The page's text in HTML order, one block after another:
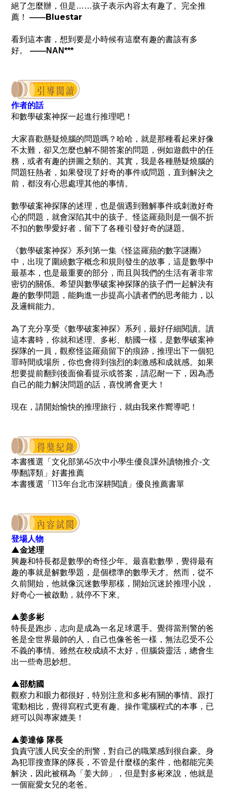
絕了怎麼辦，但是……孩子表示內容太有趣了。完全推
薦！ ——Bluestar
看到這本書，想到要是小時候有這麼有趣的書該有多
好。
——NAN***
作者的話
和數學破案神探一起進行推理吧！
大家喜歡懸疑燒腦的問題嗎？哈哈，就是那種看起來好像
不太難，卻又怎麼也解不開答案的問題，例如遊戲中的任
務，或者有趣的拼圖之類的。其實，我是各種懸疑燒腦的
問題狂熱者，如果發現了好奇的事件或問題，直到解決之
前，都沒有心思處理其他的事情。
數學破案神探隊的述理，也是個遇到難解事件或刺激好奇
心的問題，就會深陷其中的孩子。怪盜羅蘋則是一個不折
不扣的數學愛好者，留下了各種引發好奇的謎題。
《數學破案神探》系列第一集《怪盜羅蘋的數字謎團》
中，出現了圍繞數字概念和規則發生的故事，這是數學中
最基本，也是最重要的部分，而且與我們的生活有著非常
密切的關係。希望與數學破案神探隊的孩子們一起解決有
趣的數學問題，能夠進一步提高小讀者們的思考能力，以
及邏輯能力。
為了充分享受《數學破案神探》系列，最好仔細閱讀。讀
這本書時，你就和述理、多彬、舫國一樣，是數學破案神
探隊的一員，觀察怪盜羅蘋留下的痕跡，推理出下一個犯
罪時間或場所，你也會得到強烈的刺激感和成就感。如果
想要提前翻到後面偷看提示或答案，請忍耐一下，因為憑
自己的能力解決問題的話，喜悅將會更大！
現在，請開始愉快的推理旅行，就由我來作嚮導吧！
本書獲選「文化部第45次中小學生優良課外讀物推介-文
學翻譯類 」好書推薦
本書獲選「113年台北市深耕閱讀」優良推薦書單
登場人物
▲金述理
興趣和特長都是數學的奇怪少年。最喜歡數學，覺得最有
趣的事就是解數學題，是個標準的數學天才。然而，從不
久前開始，他就像沉迷數學那樣，開始沉迷於推理小說，
好奇心一被啟動，就停不下來。
▲姜多彬
特長是跑步，志向是成為一名足球選手。覺得當刑警的爸
爸是全世界最帥的人，自己也像爸爸一樣，無法忍受不公
不義的事情。雖然在校成績不太好，但腦袋靈活，總會生
出一些奇思妙想。
▲邵舫國
觀察力和眼力都很好，特別注意和多彬有關的事情。跟打
電動相比，覺得寫程式更有趣。操作電腦程式的本事，已
經可以與專家媲美！
▲姜達修 隊長
負責守護人民安全的刑警，對自己的職業感到很自豪。身
為犯罪搜查隊的隊長，不管是什麼樣的案件，他都能完美
解決，因此被稱為「姜大師」，但是對多彬來說，他就是
一個寵愛女兒的老爸。